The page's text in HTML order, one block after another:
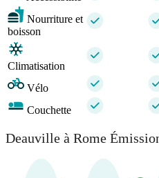
Nourriture et
boisson
Climatisation
Vélo
Couchette
Deauville à Rome